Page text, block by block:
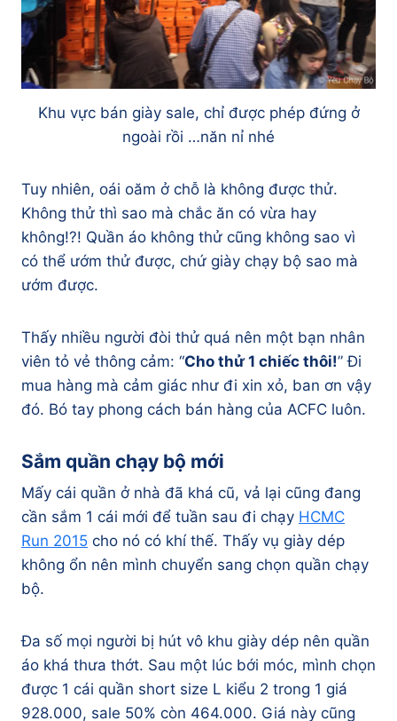
Khu vực bán giày sale, chỉ được phép đứng ở
ngoài rồi …năn nỉ nhé
Tuy nhiên, oái oăm ở chỗ là không được thử.
Không thử thì sao mà chắc ăn có vừa hay
không!?! Quần áo không thử cũng không sao vì
có thể ướm thử được, chứ giày chạy bộ sao mà
ướm được.
Thấy nhiều người đòi thử quá nên một bạn nhân
viên tỏ vẻ thông cảm: “Cho thử 1 chiếc thôi!” Đi
mua hàng mà cảm giác như đi xin xỏ, ban ơn vậy
đó. Bó tay phong cách bán hàng của ACFC luôn.
Sắm quần chạy bộ mới
Mấy cái quần ở nhà đã khá cũ, vả lại cũng đang
cần sắm 1 cái mới để tuần sau đi chạy HCMC
Run 2015 cho nó có khí thế. Thấy vụ giày dép
không ổn nên mình chuyển sang chọn quần chạy
bộ.
Đa số mọi người bị hút vô khu giày dép nên quần
áo khá thưa thớt. Sau một lúc bới móc, mình chọn
được 1 cái quần short size L kiểu 2 trong 1 giá
928.000, sale 50% còn 464.000. Giá này cũng